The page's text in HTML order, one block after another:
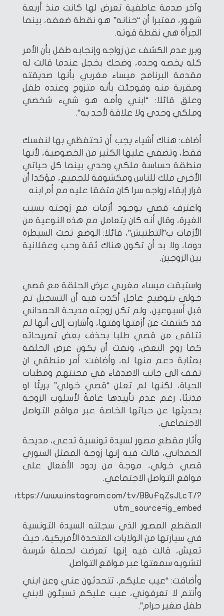
وآخر صدمة عاطفية تعرض لها كانت منذ أربعة
شهور، معتبرا أن “حنانه” هو نقطة ضعفه، بينما
الجرأة هي نقطة قوته.
وبرر عدم الكشف عن زواجه وإنجابه طفل بأن الأمر
كله يخصه وحده، وضحك بخجل عندما قالت له
مقدمة البرنامج ميساء مغربي بأنها صديقته
ومقربة منه وفوجئت بأنه متزوج وعنده طفل
وعلق قائلا: “ابني وأمه هو شيء شخصي
وملكي وحدي ولا علاقة لأحد به”.
أضاف: هناك أشياء يجب أن تحتفظي بها لنفسك
فقط، وتضفي عليها الكثير من الخصوصية، لأنها
منطقة حساسة ملكي وحدي بينما كل حياتي
الأخرى ملك للناس ومكشوفة للجميع، مؤكدا أن
قرار إبقاء زواجه سرا كان متفقا عليه مع أم ابنه
واعترف قصي بوجود أزمات مع زوجته بسبب
الغيرة، وقال أنه كان يتعامل مع هذه النوعية من
الأزمات ب”التطنيش”، قائلا: الوضع تحت السيطرة
دوما، ولا بد أن تكون هناك ثقة وحب وعقلانية
بين الزوجين.
واستبقت ميساء مغربي عرض الحلقة مع قصي
خولي بتوضيح عاجل أكدت فيه أن التسجيل تم
قبل أسبوعين، ولم تكن زوجته مديحة الحمداني
قد كشفت عن أزمتها وقتها، وأشارت إلى أنها لم
تتلقى من قصي طلبا بحذف بعض تصريحاته
كما روج البعض، ونفت أن يكون عرض الحلقة
بمثابة دعم منها له، وأضافت: أمر منطقي ان
تقف الى جانب الاصدقاء في محنتهم ومطبات
الحياة، لكنها لم تعلن “قصي خولي” بريئًا او
مذنبًا، رغم عدم تأييدها عامةً لأسلوب الزوجة
بحديثها عن حياتها الخاصة عبر مواقع التواصل
الاجتماعي.
وأثار مقطع مصور لسيدة تونسية تدعى، مديحة
الحمداني، قالت فيه إنها زوجة الممثل السوري
قصي خولي، موجة من ردود الأفعال على
مواقع التواصل الاجتماعي.
https://www.instagram.com/tv/B8uFqZsJLcT/?
utm_source=ig_embed
المقطع المصور الذي سجلته السيدة التونسية
في سيارتها من الولايات المتحدة الأمريكية، حيث
تعيش، قالت فيه إنها تعرضت لحملة شرسة
لتشويه سمعتها عبر مواقع التواصل.
وأضافت: “عيب عليكم، تتحدثون عني وعن ابني
وأنتم لا تعرفوني، عيب عليكم تسيئون لابني
طفل صغير حرام”.